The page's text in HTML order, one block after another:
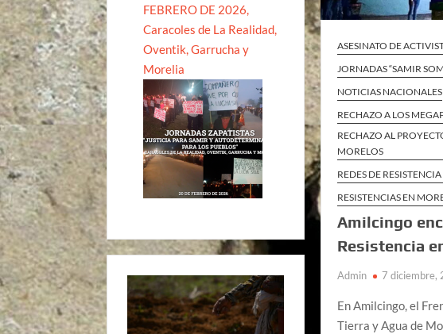
ASESINATO DE
JORNADAS “SAMIR
NOTICIAS NACIONALES
RECHAZO A LOS
RECHAZO AL
MORELOS
REDES DE
RESISTENCIAS EN
Amilcingo
Resistencia
Admin 7 diciembre,
En Amilcingo, el
Tierra y Agua de
FEBRERO DE 2026,
Caracoles de La Realidad,
Oventik, Garrucha y
Morelia